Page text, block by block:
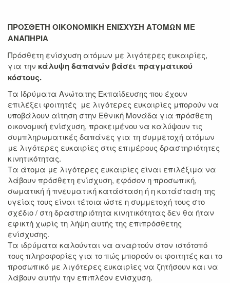
ΠΡΟΣΘΕΤΗ ΟΙΚΟΝΟΜΙΚΗ ΕΝΙΣΧΥΣΗ ΑΤΟΜΩΝ ΜΕ
ΑΝΑΠΗΡΙΑ
Πρόσθετη ενίσχυση ατόμων με λιγότερες ευκαιρίες,
για την κάλυψη δαπανών βάσει πραγματικού
κόστους.
Tα Ιδρύματα Ανώτατης Εκπαίδευσης που έχουν
επιλέξει φοιτητές με λιγότερες ευκαιρίες μπορούν να
υποβάλουν αίτηση στην Εθνική Μονάδα για πρόσθετη
οικονομική ενίσχυση, προκειμένου να καλύψουν τις
συμπληρωματικές δαπάνες για τη συμμετοχή ατόμων
με λιγότερες ευκαιρίες στις επιμέρους δραστηριότητες
κινητικότητας.
Τα άτομα με λιγότερες ευκαιρίες είναι επιλέξιμα να
λάβουν πρόσθετη ενίσχυση, εφόσον η προσωπική,
σωματική ή πνευματική κατάσταση ή η κατάσταση της
υγείας τους είναι τέτοια ώστε η συμμετοχή τους στο
σχέδιο / στη δραστηριότητα κινητικότητας δεν θα ήταν
εφικτή χωρίς τη λήψη αυτής της επιπρόσθετης
ενίσχυσης.
Τα ιδρύματα καλούνται να αναρτούν στον ιστότοπό
τους πληροφορίες για το πώς μπορούν οι φοιτητές και το
προσωπικό με λιγότερες ευκαιρίες να ζητήσουν και να
λάβουν αυτήν την επιπλέον ενίσχυση.